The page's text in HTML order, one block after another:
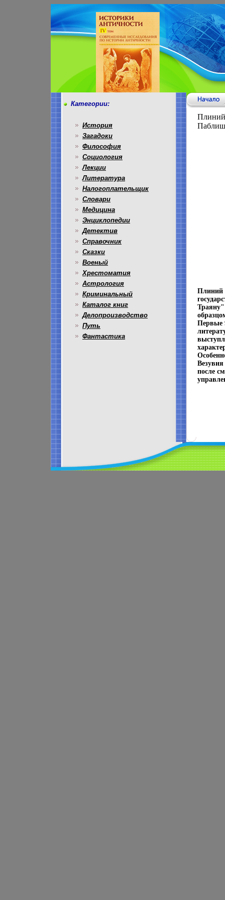
Категории:
История
Загадоки
Философия
Социология
Лекции
Литература
Налогоплательщик
Словари
Медицина
Энциклопедии
Детектив
Справочник
Сказки
Военый
Хрестоматия
Астрология
Криминальный
Каталог книг
Делопроизводство
Путь
Фантастика
Плиний
Плиний
Траяну"
Первые
после